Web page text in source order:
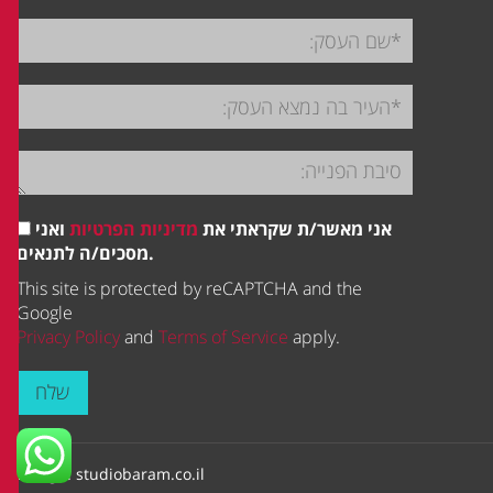
אני מאשר/ת שקראתי את מדיניות הפרטיות ואני
מסכים/ה לתנאים.
This site is protected by reCAPTCHA and the
Google
Privacy Policyand Terms of Service apply.
שלח
Design: studiobaram.co.il